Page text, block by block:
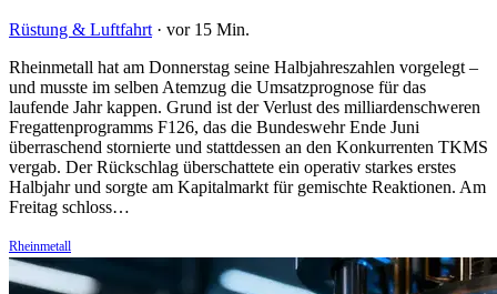
Rüstung & Luftfahrt · vor 15 Min.
Rheinmetall hat am Donnerstag seine Halbjahreszahlen vorgelegt –
und musste im selben Atemzug die Umsatzprognose für das
laufende Jahr kappen. Grund ist der Verlust des milliardenschweren
Fregattenprogramms F126, das die Bundeswehr Ende Juni
überraschend stornierte und stattdessen an den Konkurrenten TKMS
vergab. Der Rückschlag überschattete ein operativ starkes erstes
Halbjahr und sorgte am Kapitalmarkt für gemischte Reaktionen. Am
Freitag schloss…
Rheinmetall